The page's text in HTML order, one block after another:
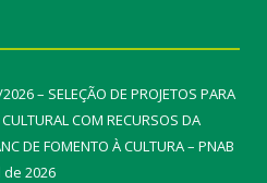
– SELEÇÃO DE PROJETOS PARA
COM RECURSOS DA
DE FOMENTO À CULTURA – PNAB
2026